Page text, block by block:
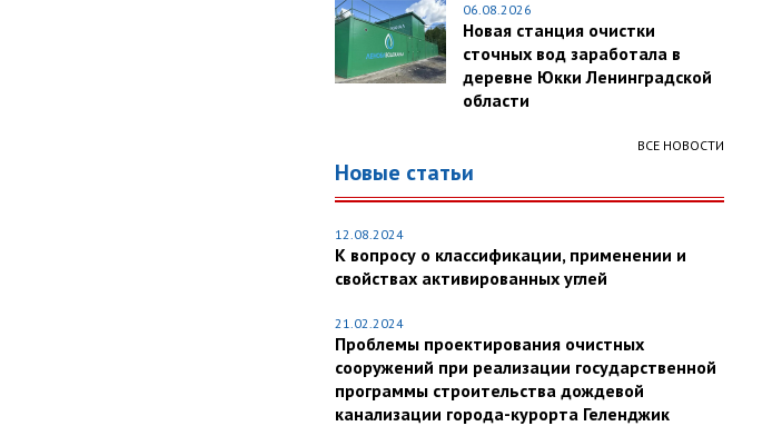
06.08.2026
Новая станция очистки
сточных вод заработала в
деревне Юкки Ленинградской
области
ВСЕ НОВОСТИ
Новые статьи
12.08.2024
К вопросу о классификации, применении и
свойствах активированных углей
21.02.2024
Проблемы проектирования очистных
сооружений при реализации государственной
программы строительства дождевой
канализации города-курорта Геленджик